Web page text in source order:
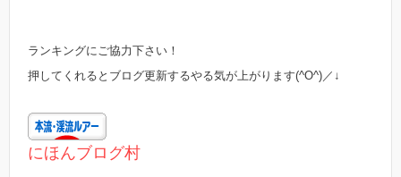
ランキングにご協力下さい！
押してくれるとブログ更新するやる気が上がります(^O^)／↓
にほんブログ村